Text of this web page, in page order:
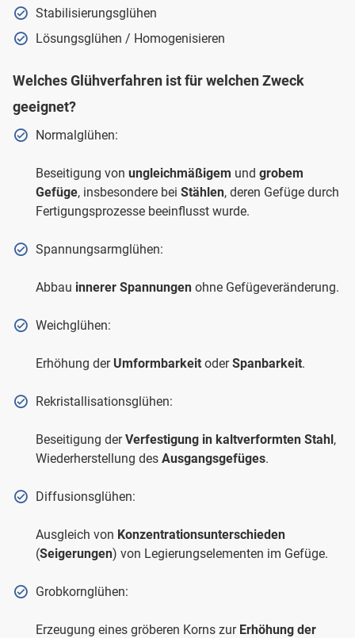
Stabilisierungsglühen
Lösungsglühen / Homogenisieren
Welches Glühverfahren ist für welchen Zweck
geeignet?
Normalglühen:
Beseitigung von ungleichmäßigem und grobem
Gefüge, insbesondere bei Stählen, deren Gefüge durch
Fertigungsprozesse beeinflusst wurde.
Spannungsarmglühen:
Abbau innerer Spannungenohne Gefügeveränderung.
Weichglühen:
Erhöhung der UmformbarkeitoderSpanbarkeit.
Rekristallisationsglühen:
Beseitigung derVerfestigung in kaltverformten Stahl,
Wiederherstellung des Ausgangsgefüges.
Diffusionsglühen:
Ausgleich von Konzentrationsunterschieden
(Seigerungen) von Legierungselementen im Gefüge.
Grobkornglühen:
Erzeugung eines gröberen Korns zur Erhöhung der